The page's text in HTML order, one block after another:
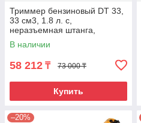
Триммер бензиновый DT 33,
33 см3, 1.8 л. с,
неразъемная штанга,
состоит из 2 частей Denzel
В наличии
58 212 ₸ 73 000 ₸
Купить
–20%